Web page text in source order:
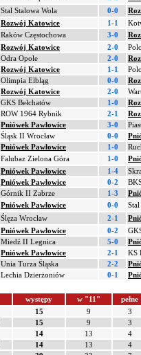
Stal Stalowa Wola 0-0
Rozwój Katowice 1-1
Raków Częstochowa 3-0
Rozwój Katowice 2-0
Odra Opole 2-0
Rozwój Katowice 1-1
Olimpia Elbląg 0-0
Rozwój Katowice 2-0
GKS Bełchatów 1-0
ROW 1964 Rybnik 2-1
Pniówek Pawłowice 3-0
Śląsk II Wrocław 0-0
Pniówek Pawłowice 1-0
Falubaz Zielona Góra 1-0
Pniówek Pawłowice 1-4
Pniówek Pawłowice 0-2
Górnik II Zabrze 1-3
Pniówek Pawłowice 0-0
Ślęza Wrocław 2-1
Pniówek Pawłowice 0-2
Miedź II Legnica 5-0
Pniówek Pawłowice 2-1
KS
Unia Turza Śląska 2-2
Lechia Dzierżoniów 0-1
występy w "11"
pełne
15 9
3
15 9
3
14 13
4
14 13
4